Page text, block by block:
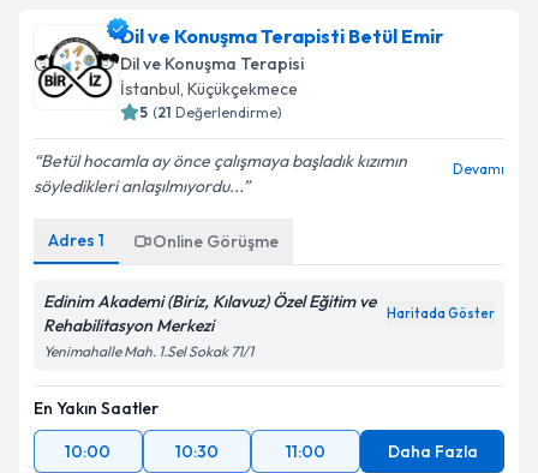
Dil ve Konuşma Terapisti Betül Emir
Dil ve Konuşma Terapisi
İstanbul, Küçükçekmece
5 (21 Değerlendirme)
Betül hocamla ay önce çalışmaya başladık kızımın
söyledikleri anlaşılmıyordu...
Devamı
Adres 1 Online Görüşme
Edinim Akademi (Biriz, Kılavuz) Özel Eğitim ve
Rehabilitasyon Merkezi
Haritada Göster
Yenimahalle Mah. 1.Sel Sokak 71/1
En Yakın Saatler
10:00
10:30 11:00 Daha Fazla